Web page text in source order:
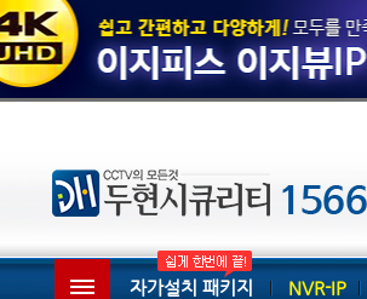
자가설치 패키지 NVR-IP